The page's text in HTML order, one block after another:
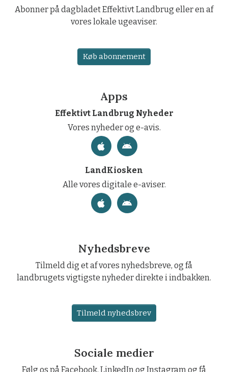
Abonner på dagbladet Effektivt Landbrug eller en af
vores lokale ugeaviser.
Køb abonnement
Apps
Effektivt Landbrug Nyheder
Vores nyheder og e-avis.
LandKiosken
Alle vores digitale e-aviser.
Nyhedsbreve
Tilmeld dig et af vores nyhedsbreve, og få
landbrugets vigtigste nyheder direkte i indbakken.
Tilmeld nyhedsbrev
Sociale medier
Følg os på Facebook, LinkedIn og Instagram og få